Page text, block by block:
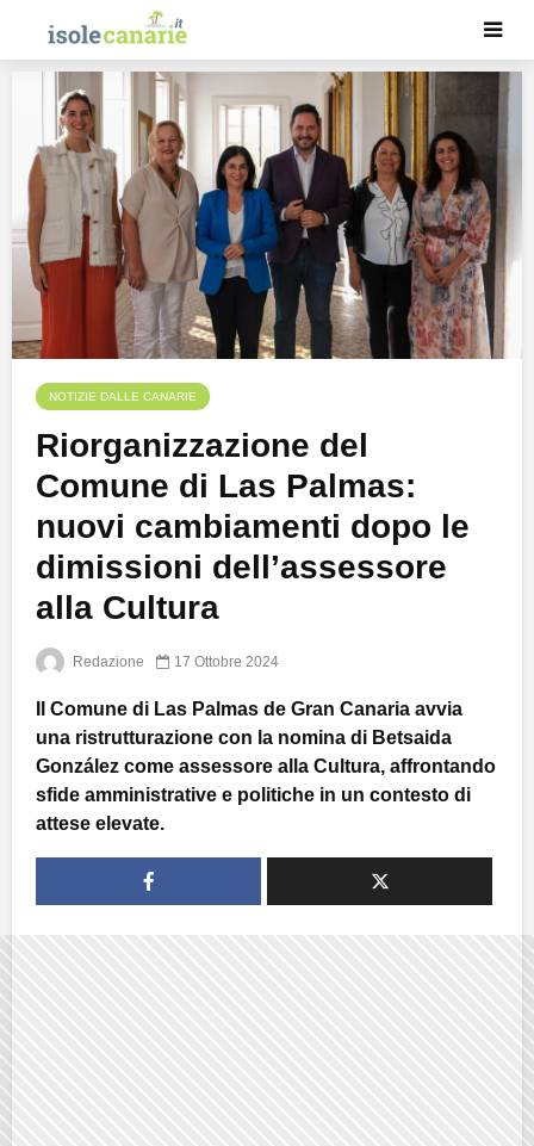
NOTIZIE DALLE CANARIE
Riorganizzazione del
Comune di Las Palmas:
nuovi cambiamenti dopo le
dimissioni dell’assessore
alla Cultura
Redazione 17 Ottobre 2024
Il Comune di Las Palmas de Gran Canaria avvia
una ristrutturazione con la nomina di Betsaida
González come assessore alla Cultura, affrontando
sfide amministrative e politiche in un contesto di
attese elevate.